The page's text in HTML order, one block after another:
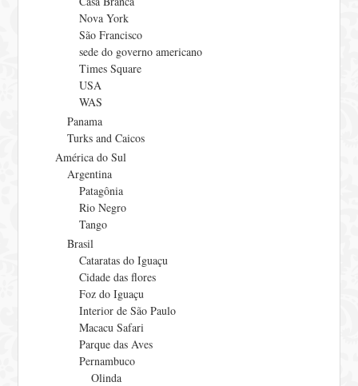
Nova York
São Francisco
sede do governo americano
Times Square
USA
WAS
Panama
Turks and Caicos
América do Sul
Argentina
Patagônia
Rio Negro
Tango
Brasil
Cataratas do Iguaçu
Cidade das flores
Foz do Iguaçu
Interior de São Paulo
Macacu Safari
Parque das Aves
Pernambuco
Olinda